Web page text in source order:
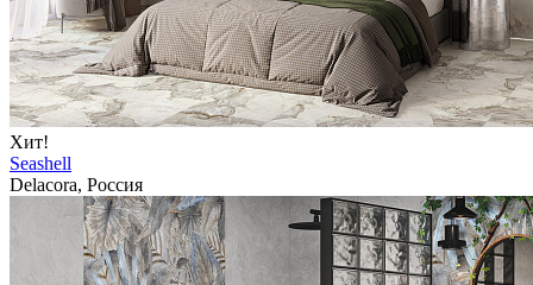
Хит!
Seashell
Delacora, Россия